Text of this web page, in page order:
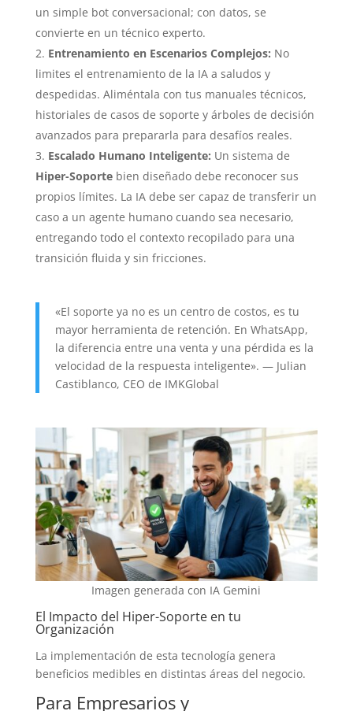
un simple bot conversacional; con datos, se
convierte en un técnico experto.
Entrenamiento en Escenarios Complejos: No
limites el entrenamiento de la IA a saludos y
despedidas. Aliméntala con tus manuales técnicos,
historiales de casos de soporte y árboles de decisión
avanzados para prepararla para desafíos reales.
Escalado Humano Inteligente: Un sistema de
Hiper-Soportebien diseñado debe reconocer sus
propios límites. La IA debe ser capaz de transferir un
caso a un agente humano cuando sea necesario,
entregando todo el contexto recopilado para una
transición fluida y sin fricciones.
«El soporte ya no es un centro de costos, es tu
mayor herramienta de retención. En WhatsApp,
la diferencia entre una venta y una pérdida es la
velocidad de la respuesta inteligente». — Julian
Castiblanco, CEO de IMKGlobal
Imagen generada con IA Gemini
El Impacto del Hiper-Soporte en tu
Organización
La implementación de esta tecnología genera
beneficios medibles en distintas áreas del negocio.
Para Empresarios y